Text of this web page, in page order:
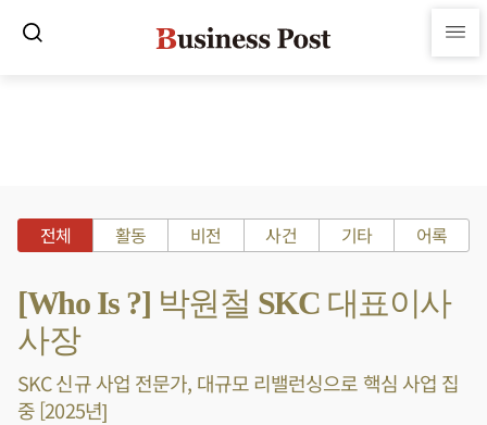
전체 활동 비전 사건 기타 어록
[Who Is ?] 박원철 SKC 대표이사
사장
SKC 신규 사업 전문가, 대규모 리밸런싱으로 핵심 사업 집
중 [2025년]